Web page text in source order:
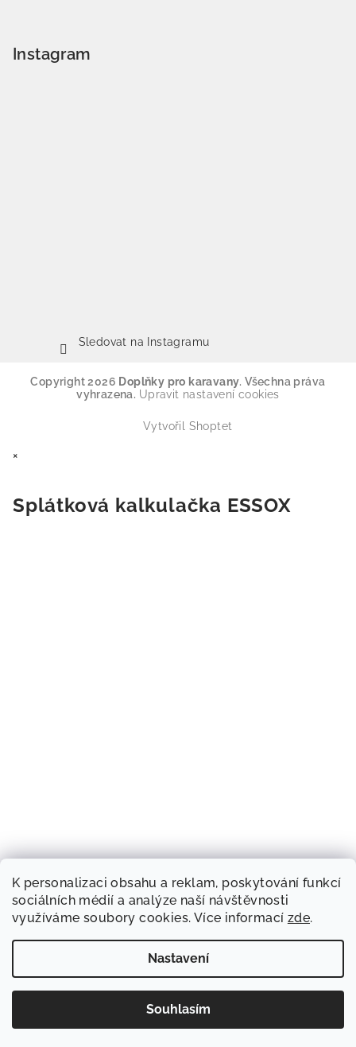
K personalizaci obsahu a reklam, poskytování funkcí
sociálních médií a analýze naší návštěvnosti
využíváme soubory cookies. Více informací zde.
Nastavení
Souhlasím
Instagram
Sledovat na Instagramu
Copyright 2026 Doplňky pro karavany. Všechna práva
vyhrazena. Upravit nastavení cookies
Vytvořil Shoptet
×
Splátková kalkulačka ESSOX